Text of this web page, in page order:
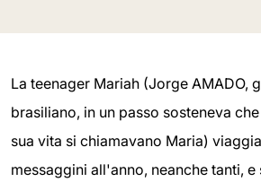
La teenager Mariah (Jorge AMADO,
brasiliano, in un passo sosteneva
sua vita si chiamavano Maria)
messaggini all'anno, neanche tanti,